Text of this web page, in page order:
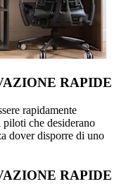
RAPIDE
rapidamente
che desiderano
dover disporre di uno
RAPIDE